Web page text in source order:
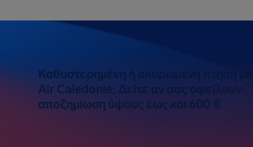
Καθυστερημένη ή ακυρωμένη πτήση με
Air Caledonie; Δείτε αν σας οφείλουν
αποζημίωση ύψους έως και 600 €